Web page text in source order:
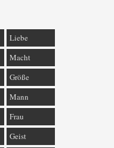
Liebe
Macht
Größe
Mann
Frau
Geist